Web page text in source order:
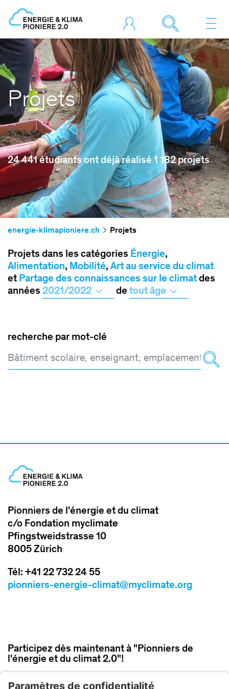
Projets
24 441 étudiants ont déjà réalisé 1 182 projets
energie-klimapioniere.ch Projets
Projets dans les catégories Énergie,
Alimentation, Mobilité, Art au service du climat
et Partage des connaissances sur le climat des
années 2021/2022 de tout âge
recherche par mot-clé
Pionniers de l'énergie et du climat
c/o Fondation myclimate
Pfingstweidstrasse 10
8005 Zürich
Tél: +41 22 732 24 55
pionniers-energie-climat@myclimate.org
Participez dès maintenant à "Pionniers de
l'énergie et du climat 2.0"!